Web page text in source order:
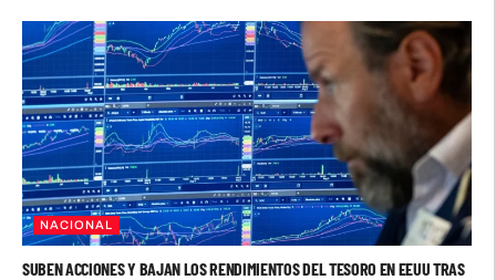
NACIONAL
SUBEN ACCIONES Y BAJAN LOS RENDIMIENTOS DEL TESORO EN EEUU TRAS